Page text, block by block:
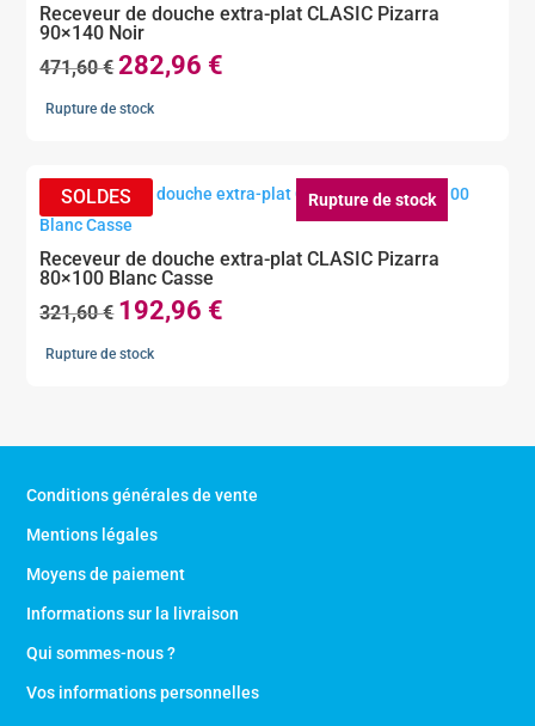
Receveur de douche extra-plat CLASIC Pizarra
90×140 Noir
471,60€Le
prix
471,60 €.
282,96 €
282,96 €.
Rupture de stock
Rupture de stock
Receveur de douche extra-plat CLASIC Pizarra
80×100 Blanc Casse
321,60€ Le
prix
192,96 €
Rupture de stock
Conditions générales de vente
Mentions légales
Moyens de paiement
Informations sur la livraison
Qui sommes-nous ?
Vos informations personnelles